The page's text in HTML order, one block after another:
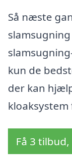
Så næste
kun de
der kan
Få 3